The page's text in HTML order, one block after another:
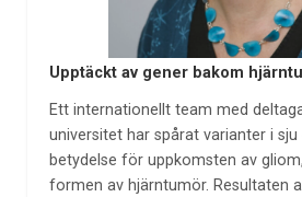
Upptäckt av gener bakom
Ett internationellt team med
universitet har spårat varianter i
betydelse för uppkomsten av
formen av hjärntumör. Resultaten